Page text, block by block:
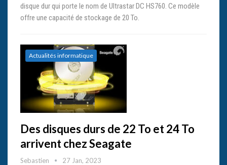
disque dur qui porte le nom de Ultrastar DC HS760. Ce modèle
offre une capacité de stockage de 20 To.
Actualités informatique
Des disques durs de 22 To et 24 To
arrivent chez Seagate
Sebastien 27 Jan, 2023